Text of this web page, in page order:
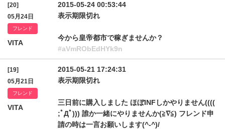
[20]
05月24日
フレンド
VITA
2015-05-24 00:53:44
表示期限切れ
今から皇帝都市で稼ぎませんか？
#aVmRObEdHYk9n
[19]
05月21日
フレンド
VITA
2015-05-21 17:24:31
表示期限切れ
三日前に購入しました ほぼINFしかやりません((((
;ﾟДﾟ))) 誰か一緒にやりませんか(≧∇≦) フレンド申
請の時は一言お願いします(^-^)/